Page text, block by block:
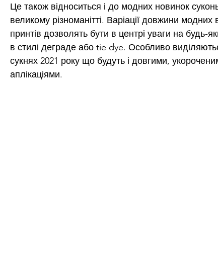
Це також відноситься і до модних новинок
великому різноманітті. Варіації довжини
принтів дозволять бути в центрі уваги на будь-
в стилі деграде або tie dye. Особливо
сукнях 2021 року що будуть і довгими,
аплікаціями.